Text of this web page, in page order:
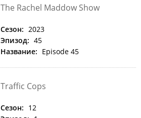
The Rachel Maddow Show
Сезон: 2023
Эпизод: 45
Название: Episode 45
Traffic Cops
Сезон: 12